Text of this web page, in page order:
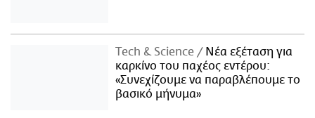
Τech & Science
Νέα εξέταση για
καρκίνο του παχέος εντέρου:
«Συνεχίζουμε να παραβλέπουμε το
βασικό μήνυμα»